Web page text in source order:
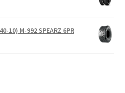
10) M-992 SPEARZ 6PR